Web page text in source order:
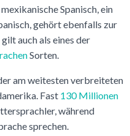
Spanisch, ein
gehört ebenfalls zur
auch als eines der
Sorten.
am weitesten verbreiteten
Fast 130 Millionen
während
sprechen.